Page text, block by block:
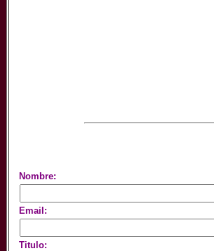
Nombre:
Email:
Titulo: